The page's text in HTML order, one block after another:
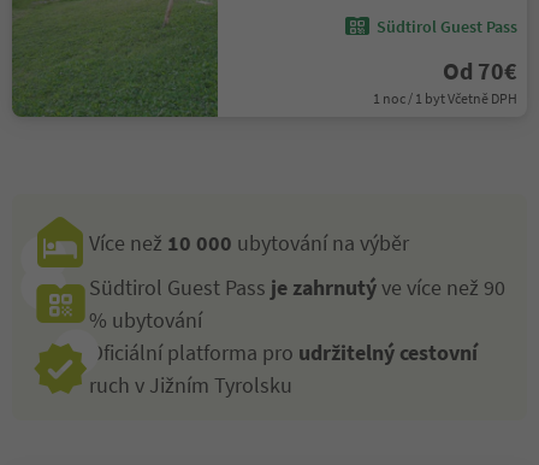
Südtirol Guest Pass
Od 70€
1 noc / 1 byt Včetně DPH
Více než 10 000 ubytování na výběr
Südtirol Guest Pass je zahrnutýve více než 90
% ubytování
Oficiální platforma pro udržitelný cestovní
ruch v Jižním Tyrolsku